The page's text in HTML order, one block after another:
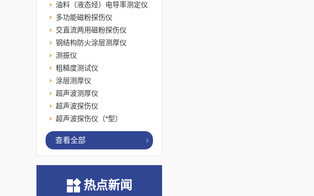
油料（液态烃）电导率测定仪
多功能磁粉探伤仪
交直流两用磁粉探伤仪
钢结构防火涂层测厚仪
测振仪
粗糙度测试仪
涂层测厚仪
超声波测厚仪
超声波探伤仪
超声波探伤仪（*型）
查看全部
热点新闻